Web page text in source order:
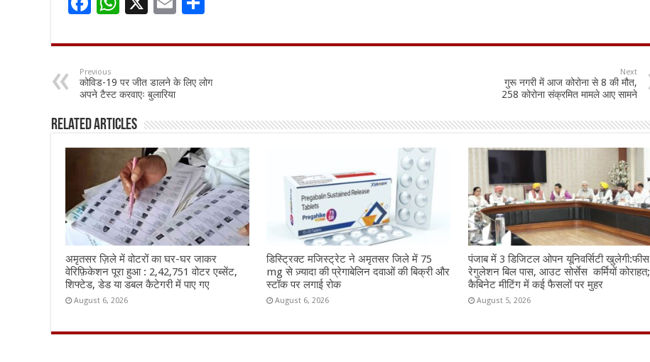
e
b
o
o
at
sA
p
p
ai
l
ar
e
Previous
कोविड-19 पर जीत डालने के लिए लोग
अपने टैस्ट करवाएः बुलारिया
Next
गुरू नगरी में आज कोरोना से 8 की मौत,
258 कोरोना संक्रमित मामले आए सामने
Related Articles
अमृतसर ज़िले में वोटरों का घर-घर जाकर
वेरिफ़िकेशन पूरा हुआ : 2,42,751 वोटर एब्सेंट,
शिफ्टेड, डेड या डबल कैटेगरी में पाए गए
August 6, 2026
डिस्ट्रिक्ट मजिस्ट्रेट ने अमृतसर जिले में 75
mg से ज़्यादा की प्रेगाबेलिन दवाओं की बिक्री और
स्टॉक पर लगाई रोक
August 6, 2026
पंजाब में 3 डिजिटल ओपन यूनिवर्सिटी खुलेगी:फीस
रेगुलेशन बिल पास, आउट सोर्सेस कर्मियों कोराहत;
कैबिनेट मीटिंग में कई फैसलों पर मुहर
August 5, 2026